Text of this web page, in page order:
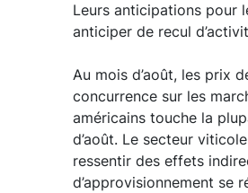
Leurs anticipations pour
anticiper de recul
Au mois d’août, les prix
concurrence sur les
américains touche la
d’août. Le secteur
ressentir des effets
d’approvisionnement se